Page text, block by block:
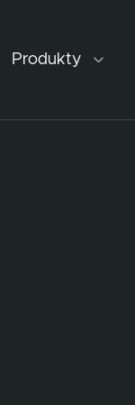
Produkty